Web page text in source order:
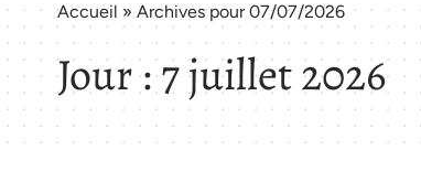
Accueil » Archives pour 07/07/2026
Jour :7 juillet 2026